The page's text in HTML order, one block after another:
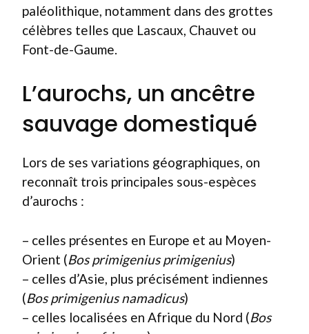
paléolithique, notamment dans des grottes
célèbres telles que Lascaux, Chauvet ou
Font-de-Gaume.
L’aurochs, un ancêtre
sauvage domestiqué
Lors de ses variations géographiques, on
reconnaît trois principales sous-espèces
d’aurochs :
– celles présentes en Europe et au Moyen-
Orient (Bos primigenius primigenius)
– celles d’Asie, plus précisément indiennes
(Bos primigenius namadicus)
– celles localisées en Afrique du Nord (Bos